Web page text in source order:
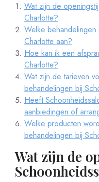
Wat zijn de
Charlotte?
Welke
Charlotte aan?
Hoe kan ik een
Charlotte?
Wat zijn de tarieven
behandelingen bij
Heeft
aanbiedingen of
Welke producten
behandelingen bij
Wat zijn de